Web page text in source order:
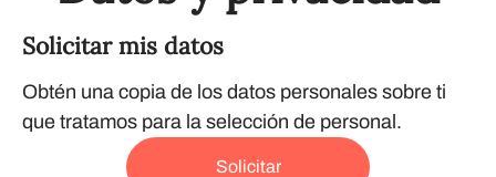
Solicitar mis datos
Obtén una copia de los datos personales sobre ti
que tratamos para la selección de personal.
Solicitar